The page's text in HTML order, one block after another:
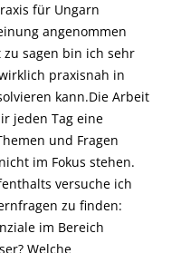
für Ungarn
angenommen
sagen bin ich sehr
praxisnah in
kann.Die Arbeit
jeden Tag eine
und Fragen
im Fokus stehen.
versuche ich
zu finden:
im Bereich
Welche